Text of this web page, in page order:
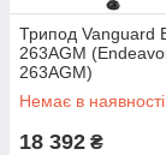
Трипод Vanguard
263AGM
263AGM)
Немає в наявності
18 392 ₴